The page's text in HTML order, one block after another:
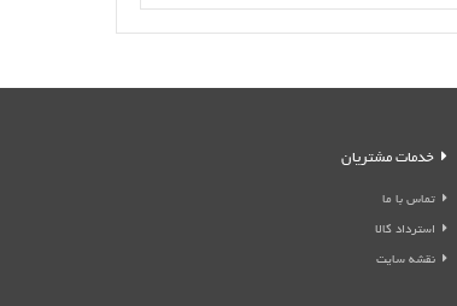
خدمات مشتریان
تماس با ما
استرداد کالا
نقشه سایت